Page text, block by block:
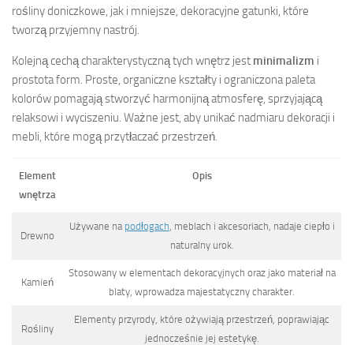
rośliny doniczkowe, jak i mniejsze, dekoracyjne gatunki, które
tworzą przyjemny nastrój.
Kolejną cechą charakterystyczną tych wnętrz jest minimalizm i
prostota form. Proste, organiczne kształty i ograniczona paleta
kolorów pomagają stworzyć harmonijną atmosferę, sprzyjającą
relaksowi i wyciszeniu. Ważne jest, aby unikać nadmiaru dekoracji i
mebli, które mogą przytłaczać przestrzeń.
Element
wnętrza
Opis
Drewno
Używane na podłogach , meblach i akcesoriach, nadaje ciepło i
naturalny urok.
Kamień
Stosowany w elementach dekoracyjnych oraz jako materiał na
blaty, wprowadza majestatyczny charakter.
Rośliny
Elementy przyrody, które ożywiają przestrzeń, poprawiając
jednocześnie jej estetykę.